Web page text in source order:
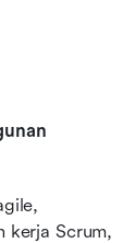
kerja Scrum,